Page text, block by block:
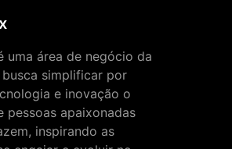
uma área de negócio da
simplificar por
e inovação o
pessoas apaixonadas
inspirando as